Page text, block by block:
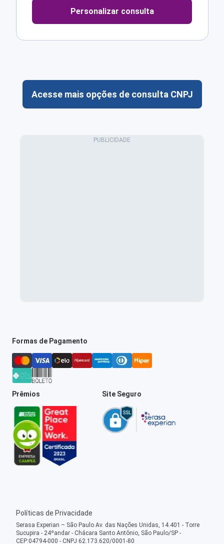
Personalizar consulta
Acesse mais opções de consulta CNPJ
Formas de Pagamento
Prêmios Site Seguro
Políticas de Privacidade
Serasa Experian – São Paulo Av. das Nações Unidas, 14.401 - Torre
Sucupira - 24ºandar - Chácara Santo Antônio, São Paulo/SP -
CEP:04794-000 - CNPJ 62.173.620/0001-80